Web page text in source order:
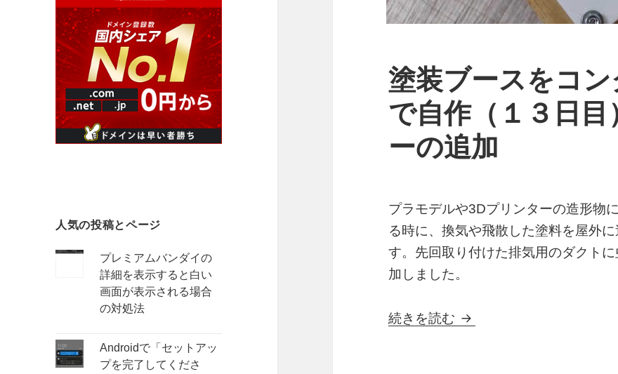
人気の投稿とページ
プレミアムバンダイの
詳細を表示すると白い
画面が表示される場合
の対処法
Androidで「セットアッ
プを完了してくださ
塗装ブースをコ
で自作（１３日
ーの追加
プラモデルや3Dプリンターの造形物
る時に、換気や飛散した塗料を屋外
す。先回取り付けた排気用のダクト
加しました。
続きを読む 塗装ブースをコンクリー